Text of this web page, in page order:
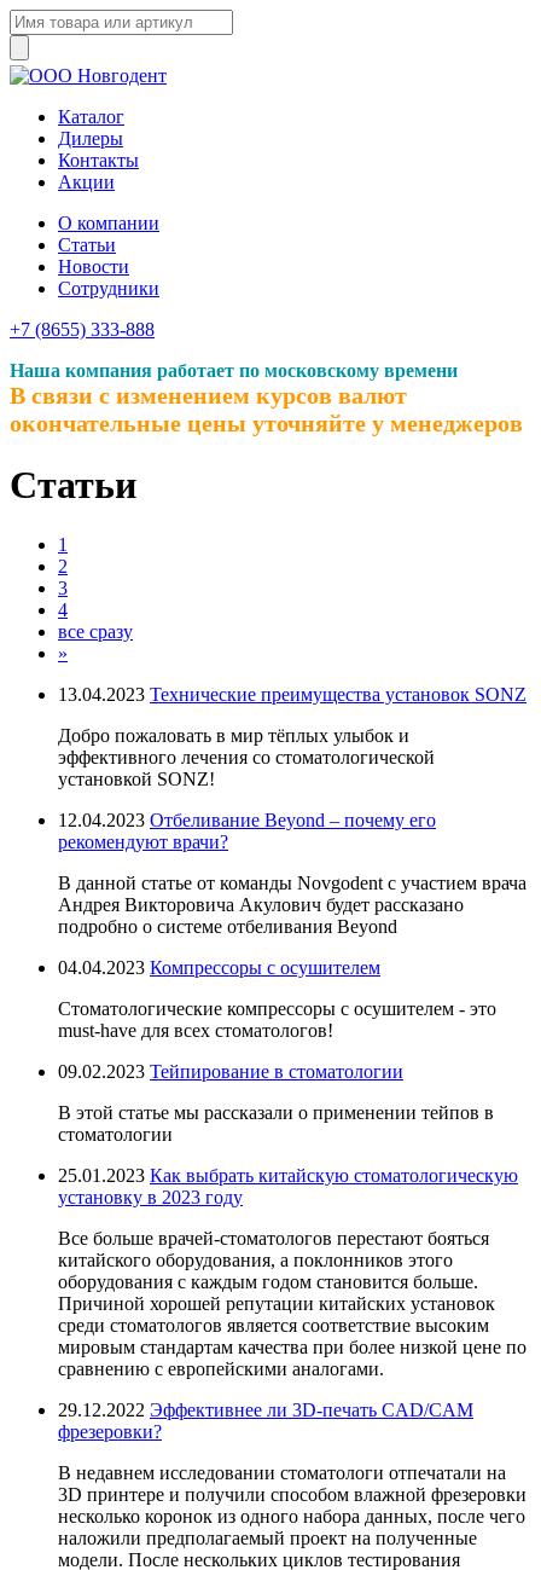
Каталог
Дилеры
Контакты
Акции
О компании
Статьи
Новости
Сотрудники
+7 (8655) 333-888
Наша компания работает по московскому времени
В связи с изменением курсов валют
окончательные цены уточняйте у менеджеров
Статьи
1
2
3
4
все сразу
»
13.04.2023 Технические преимущества установок SONZ
Добро пожаловать в мир тёплых улыбок и
эффективного лечения со стоматологической
установкой SONZ!
12.04.2023 Отбеливание Beyond – почему его
рекомендуют врачи?
В данной статье от команды Novgodent с участием врача
Андрея Викторовича Акулович будет рассказано
подробно о системе отбеливания Beyond
04.04.2023 Компрессоры с осушителем
Стоматологические компрессоры с осушителем - это
must-have для всех стоматологов!
09.02.2023 Тейпирование в стоматологии
В этой статье мы рассказали о применении тейпов в
стоматологии
25.01.2023 Как выбрать китайскую стоматологическую
установку в 2023 году
Все больше врачей-стоматологов перестают бояться
китайского оборудования, а поклонников этого
оборудования с каждым годом становится больше.
Причиной хорошей репутации китайских установок
среди стоматологов является соответствие высоким
мировым стандартам качества при более низкой цене по
сравнению с европейскими аналогами.
29.12.2022 Эффективнее ли 3D-печать CAD/CAM
фрезеровки?
В недавнем исследовании стоматологи отпечатали на
3D принтере и получили способом влажной фрезеровки
несколько коронок из одного набора данных, после чего
наложили предполагаемый проект на полученные
модели. После нескольких циклов тестирования